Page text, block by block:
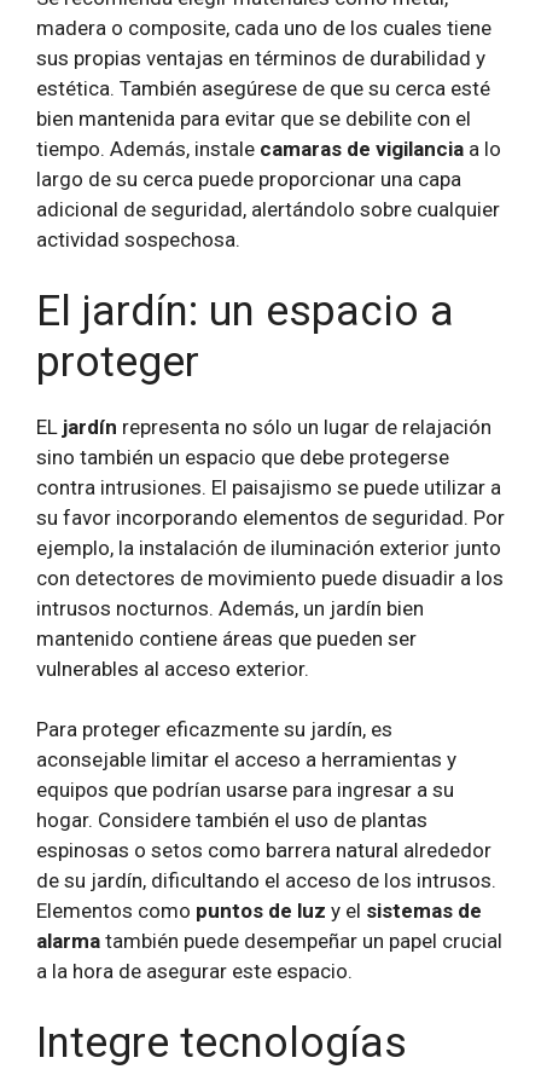
madera o composite, cada uno de los cuales tiene
sus propias ventajas en términos de durabilidad y
estética. También asegúrese de que su cerca esté
bien mantenida para evitar que se debilite con el
tiempo. Además, instale camaras de vigilancia a lo
largo de su cerca puede proporcionar una capa
adicional de seguridad, alertándolo sobre cualquier
actividad sospechosa.
El jardín: un espacio a
proteger
EL jardín representa no sólo un lugar de relajación
sino también un espacio que debe protegerse
contra intrusiones. El paisajismo se puede utilizar a
su favor incorporando elementos de seguridad. Por
ejemplo, la instalación de iluminación exterior junto
con detectores de movimiento puede disuadir a los
intrusos nocturnos. Además, un jardín bien
mantenido contiene áreas que pueden ser
vulnerables al acceso exterior.
Para proteger eficazmente su jardín, es
aconsejable limitar el acceso a herramientas y
equipos que podrían usarse para ingresar a su
hogar. Considere también el uso de plantas
espinosas o setos como barrera natural alrededor
de su jardín, dificultando el acceso de los intrusos.
Elementos como puntos de luz y el sistemas de
alarma también puede desempeñar un papel crucial
a la hora de asegurar este espacio.
Integre tecnologías